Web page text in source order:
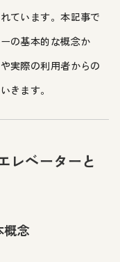
ています。本記事で
の基本的な概念か
実際の利用者からの
きます。
レベーターと
概念